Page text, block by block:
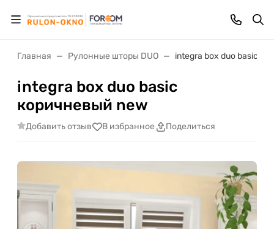
Главная Рулонные шторы DUO integra box duo basic
integra box duo basic
коричневый new
Добавить отзыв В избранное Поделиться